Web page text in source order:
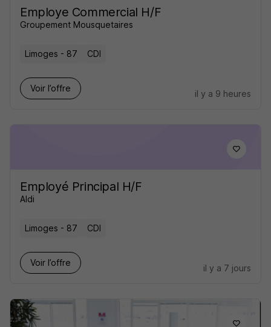
Employe Commercial H/F
Groupement Mousquetaires
Limoges - 87 CDI
Voir l’offre
il y a 9 heures
Employé Principal H/F
Aldi
Limoges - 87 CDI
Voir l’offre
il y a 7 jours